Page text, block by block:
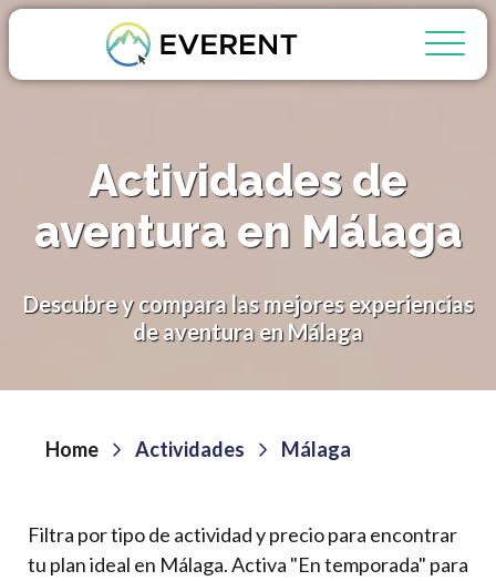
Actividades de
aventura en Málaga
Descubre y compara las mejores experiencias
de aventura en Málaga
Home Actividades Málaga
Filtra por tipo de actividad y precio para encontrar
tu plan ideal en Málaga. Activa "En temporada" para